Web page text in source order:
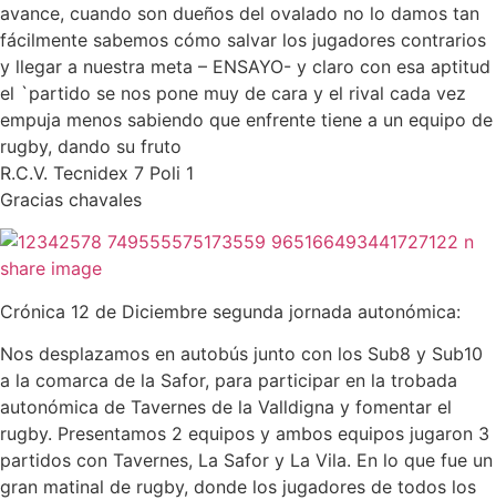
avance, cuando son dueños del ovalado no lo damos tan
fácilmente sabemos cómo salvar los jugadores contrarios
y llegar a nuestra meta – ENSAYO- y claro con esa aptitud
el `partido se nos pone muy de cara y el rival cada vez
empuja menos sabiendo que enfrente tiene a un equipo de
rugby, dando su fruto
R.C.V. Tecnidex 7 Poli 1
Gracias chavales
share image
Crónica 12 de Diciembre segunda jornada autonómica:
Nos desplazamos en autobús junto con los Sub8 y Sub10
a la comarca de la Safor, para participar en la trobada
autonómica de Tavernes de la Valldigna y fomentar el
rugby. Presentamos 2 equipos y ambos equipos jugaron 3
partidos con Tavernes, La Safor y La Vila. En lo que fue un
gran matinal de rugby, donde los jugadores de todos los